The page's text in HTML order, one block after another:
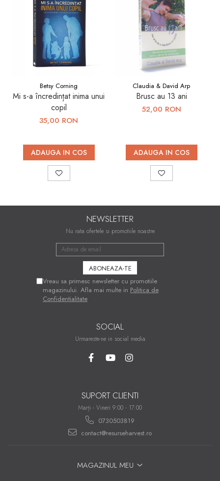
Betsy Corning
Mi s-a încredințat inima unui
copil
35,00 RON
ADAUGA IN COS
Claudia & David Arp
Brusc au 13 ani
52,00 RON
ADAUGA IN COS
NEWSLETTER
Nu rata ofertele si promotiile noastre
Vreau sa primesc newsletter cu promotiile
magazinului. Afla mai multe in Politica de
Confidentialitate
SOCIAL
Urmareste-ne in social media
SUPORT CLIENTI
Marți - Vineri 9:00 - 17:00
0730503819
contact@resurseharvest.ro
MAGAZINUL MEU